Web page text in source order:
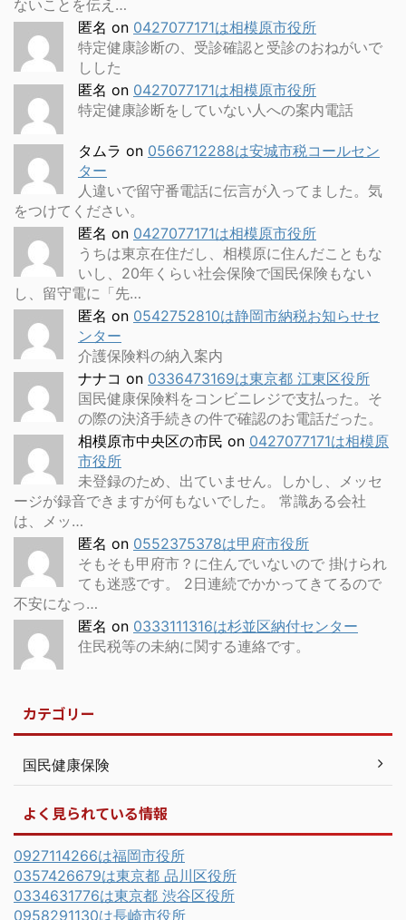
ないことを伝え…
匿名 on 0427077171は相模原市役所
特定健康診断の、受診確認と受診のおねがいで
しした
匿名 on 0427077171は相模原市役所
特定健康診断をしていない人への案内電話
タムラ on 0566712288は安城市税コールセン
ター
人違いで留守番電話に伝言が入ってました。気
をつけてください。
匿名 on 0427077171は相模原市役所
うちは東京在住だし、相模原に住んだこともな
いし、20年くらい社会保険で国民保険もない
し、留守電に「先…
匿名 on 0542752810は静岡市納税お知らせセ
ンター
介護保険料の納入案内
ナナコ on 0336473169は東京都 江東区役所
国民健康保険料をコンビニレジで支払った。そ
の際の決済手続きの件で確認のお電話だった。
相模原市中央区の市民 on 0427077171は相模原
市役所
未登録のため、出ていません。しかし、メッセ
ージが録音できますが何もないでした。 常識ある会社
は、メッ…
匿名 on 0552375378は甲府市役所
そもそも甲府市？に住んでいないので 掛けられ
ても迷惑です。 2日連続でかかってきてるので
不安になっ…
匿名 on 0333111316は杉並区納付センター
住民税等の未納に関する連絡です。
カテゴリー
国民健康保険
よく見られている情報
0927114266は福岡市役所
0357426679は東京都 品川区役所
0334631776は東京都 渋谷区役所
0958291130は長崎市役所